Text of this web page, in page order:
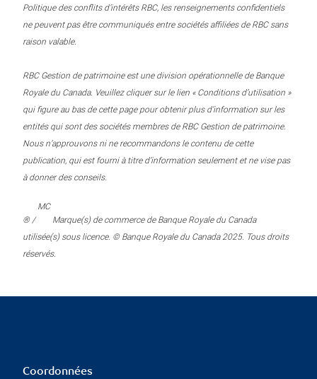
Politique des conflits d’intérêts RBC, les renseignements confidentiels
ne peuvent pas être communiqués entre sociétés affiliées de RBC sans
raison valable.
RBC Gestion de patrimoine est une division opérationnelle de Banque
Royale du Canada. Veuillez cliquer sur le lien « Conditions d’utilisation »
qui figure au bas de cette page pour obtenir plus d’information sur les
entités qui sont des sociétés membres de RBC Gestion de patrimoine.
Nous n’approuvons ni ne recommandons le contenu de cette
publication, qui est fourni à titre d’information seulement et ne vise pas
à donner des conseils.
® /
MC
Marque(s) de commerce de Banque Royale du Canada
utilisée(s) sous licence. © Banque Royale du Canada 2025. Tous droits
réservés.
Coordonnées